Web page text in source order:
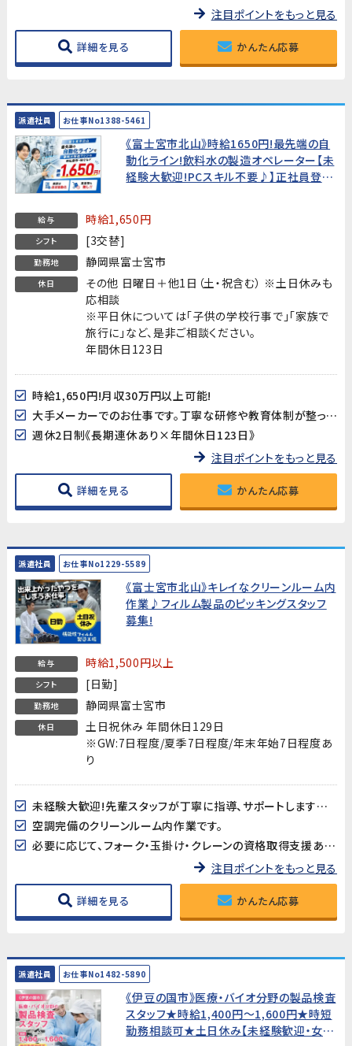
注目ポイントをもっと見る
詳細を見る かんたん応募
派遣社員 お仕事No1388-5461
《富士宮市北山》時給1650円!最先端の自
動化ライン!飲料水の製造オペレーター【未
経験大歓迎!PCスキル不要♪】正社員登用
給与 時給1,650円
シフト [3交替]
勤務地 静岡県富士宮市
休日
その他 日曜日＋他1日（土・祝含む） ※土日休みも
応相談
※平日休については「子供の学校行事で」「家族で
旅行に」など、是非ご相談ください。
年間休日123日
時給1,650円!月収30万円以上可能!
大手メーカーでのお仕事です。丁寧な研修や教育体制が整っていますので、工場未経験からでも安心してスタートできます♪
週休2日制《長期連休あり×年間休日123日》
注目ポイントをもっと見る
詳細を見る かんたん応募
派遣社員 お仕事No1229-5589
《富士宮市北山》キレイなクリーンルーム内
作業♪フィルム製品のピッキングスタッフ
募集!
給与 時給1,500円以上
シフト [日勤]
勤務地 静岡県富士宮市
休日
土日祝休み 年間休日129日
※GW:7日程度/夏季7日程度/年末年始7日程度あ
り
未経験大歓迎!先輩スタッフが丁寧に指導、サポートしますので安心してスタートできます!
空調完備のクリーンルーム内作業です。
必要に応じて、フォーク・玉掛け・クレーンの資格取得支援あり!
注目ポイントをもっと見る
詳細を見る かんたん応募
派遣社員 お仕事No1482-5890
《伊豆の国市》医療・バイオ分野の製品検査
スタッフ★時給1,400円〜1,600円★時短
勤務相談可★土日休み【未経験歓迎・女性